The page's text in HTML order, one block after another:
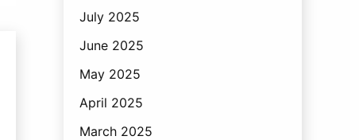
July 2025
June 2025
May 2025
April 2025
March 2025